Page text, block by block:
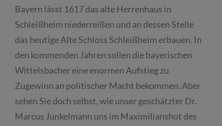
Bayern lässt 1617 das alte Herrenhaus in
Schleißheim niederreißen und an dessen Stelle
das heutige Alte Schloss Schleißheim erbauen. In
den kommenden Jahren sollen die bayerischen
Wittelsbacher eine enormen Aufstieg zu
Zugewinn an politischer Macht bekommen. Aber
sehen Sie doch selbst, wie unser geschätzter Dr.
Marcus Junkelmann uns im Maximilianshot des